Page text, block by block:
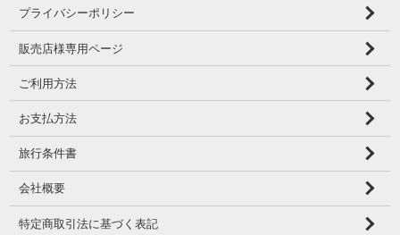
プライバシーポリシー
販売店様専用ページ
ご利用方法
お支払方法
旅行条件書
会社概要
特定商取引法に基づく表記